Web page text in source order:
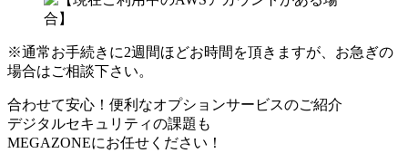
※通常お手続きに2週間ほどお時間を頂きますが、お急ぎの
場合はご相談下さい。
合わせて安心！便利なオプションサービスのご紹介
デジタルセキュリティの課題も
MEGAZONEにお任せください！